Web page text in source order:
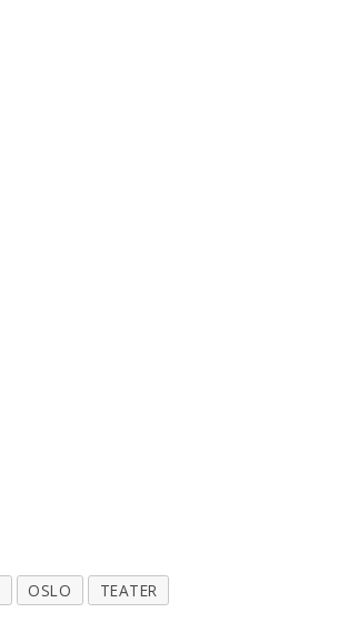
OSLO
TEATER